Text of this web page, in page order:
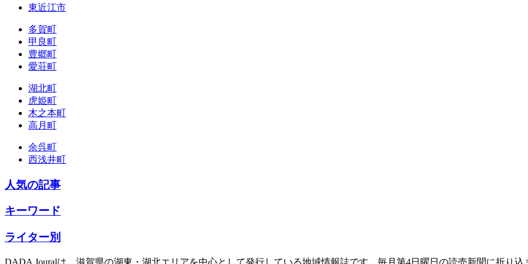
東近江市
多賀町
甲良町
豊郷町
愛荘町
湖北町
虎姫町
木之本町
高月町
余呉町
西浅井町
人気の記事
キーワード
ライター別
DADA Jouralは、滋賀県の湖東・湖北エリアを中心として発行している地域情報誌です。毎月第4日曜日の読売新聞に折り込